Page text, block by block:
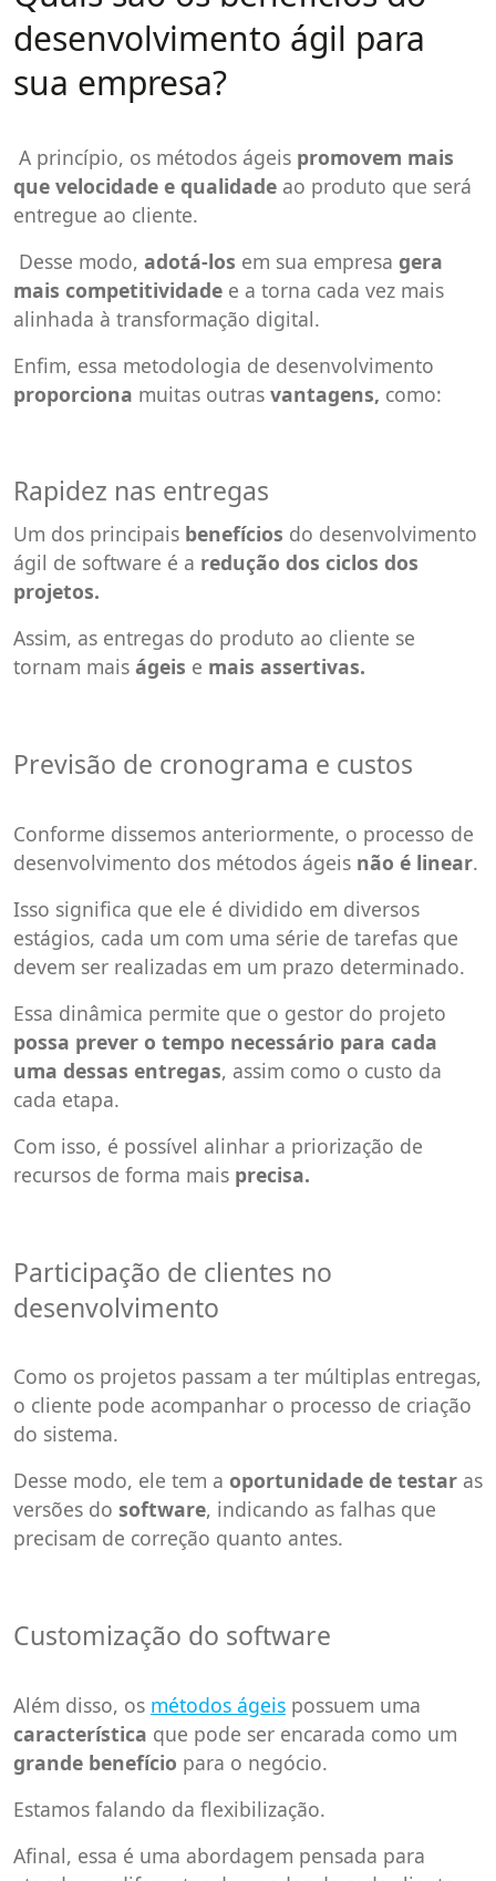
desenvolvimento ágil para
sua empresa?
A princípio, os métodos ágeis promovem mais
que velocidade e qualidade ao produto que será
entregue ao cliente.
Desse modo, adotá-los em sua empresa gera
mais competitividade e a torna cada vez mais
alinhada à transformação digital.
Enfim, essa metodologia de desenvolvimento
proporciona muitas outras vantagens, como:
Rapidez nas entregas
Um dos principais benefícios do desenvolvimento
ágil de software é a redução dos ciclos dos
projetos.
Assim, as entregas do produto ao cliente se
tornam mais ágeis e mais assertivas.
Previsão de cronograma e custos
Conforme dissemos anteriormente, o processo de
desenvolvimento dos métodos ágeis não é linear.
Isso significa que ele é dividido em diversos
estágios, cada um com uma série de tarefas que
devem ser realizadas em um prazo determinado.
Essa dinâmica permite que o gestor do projeto
possa prever o tempo necessário para cada
uma dessas entregas, assim como o custo da
cada etapa.
Com isso, é possível alinhar a priorização de
recursos de forma mais precisa.
Participação de clientes no
desenvolvimento
Como os projetos passam a ter múltiplas entregas,
o cliente pode acompanhar o processo de criação
do sistema.
Desse modo, ele tem a oportunidade de testar as
versões do software, indicando as falhas que
precisam de correção quanto antes.
Customização do software
Além disso, os métodos ágeis possuem uma
característica que pode ser encarada como um
grande benefício para o negócio.
Estamos falando da flexibilização.
Afinal, essa é uma abordagem pensada para